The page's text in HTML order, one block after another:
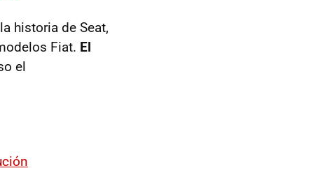
historia de Seat,
Fiat. El
el